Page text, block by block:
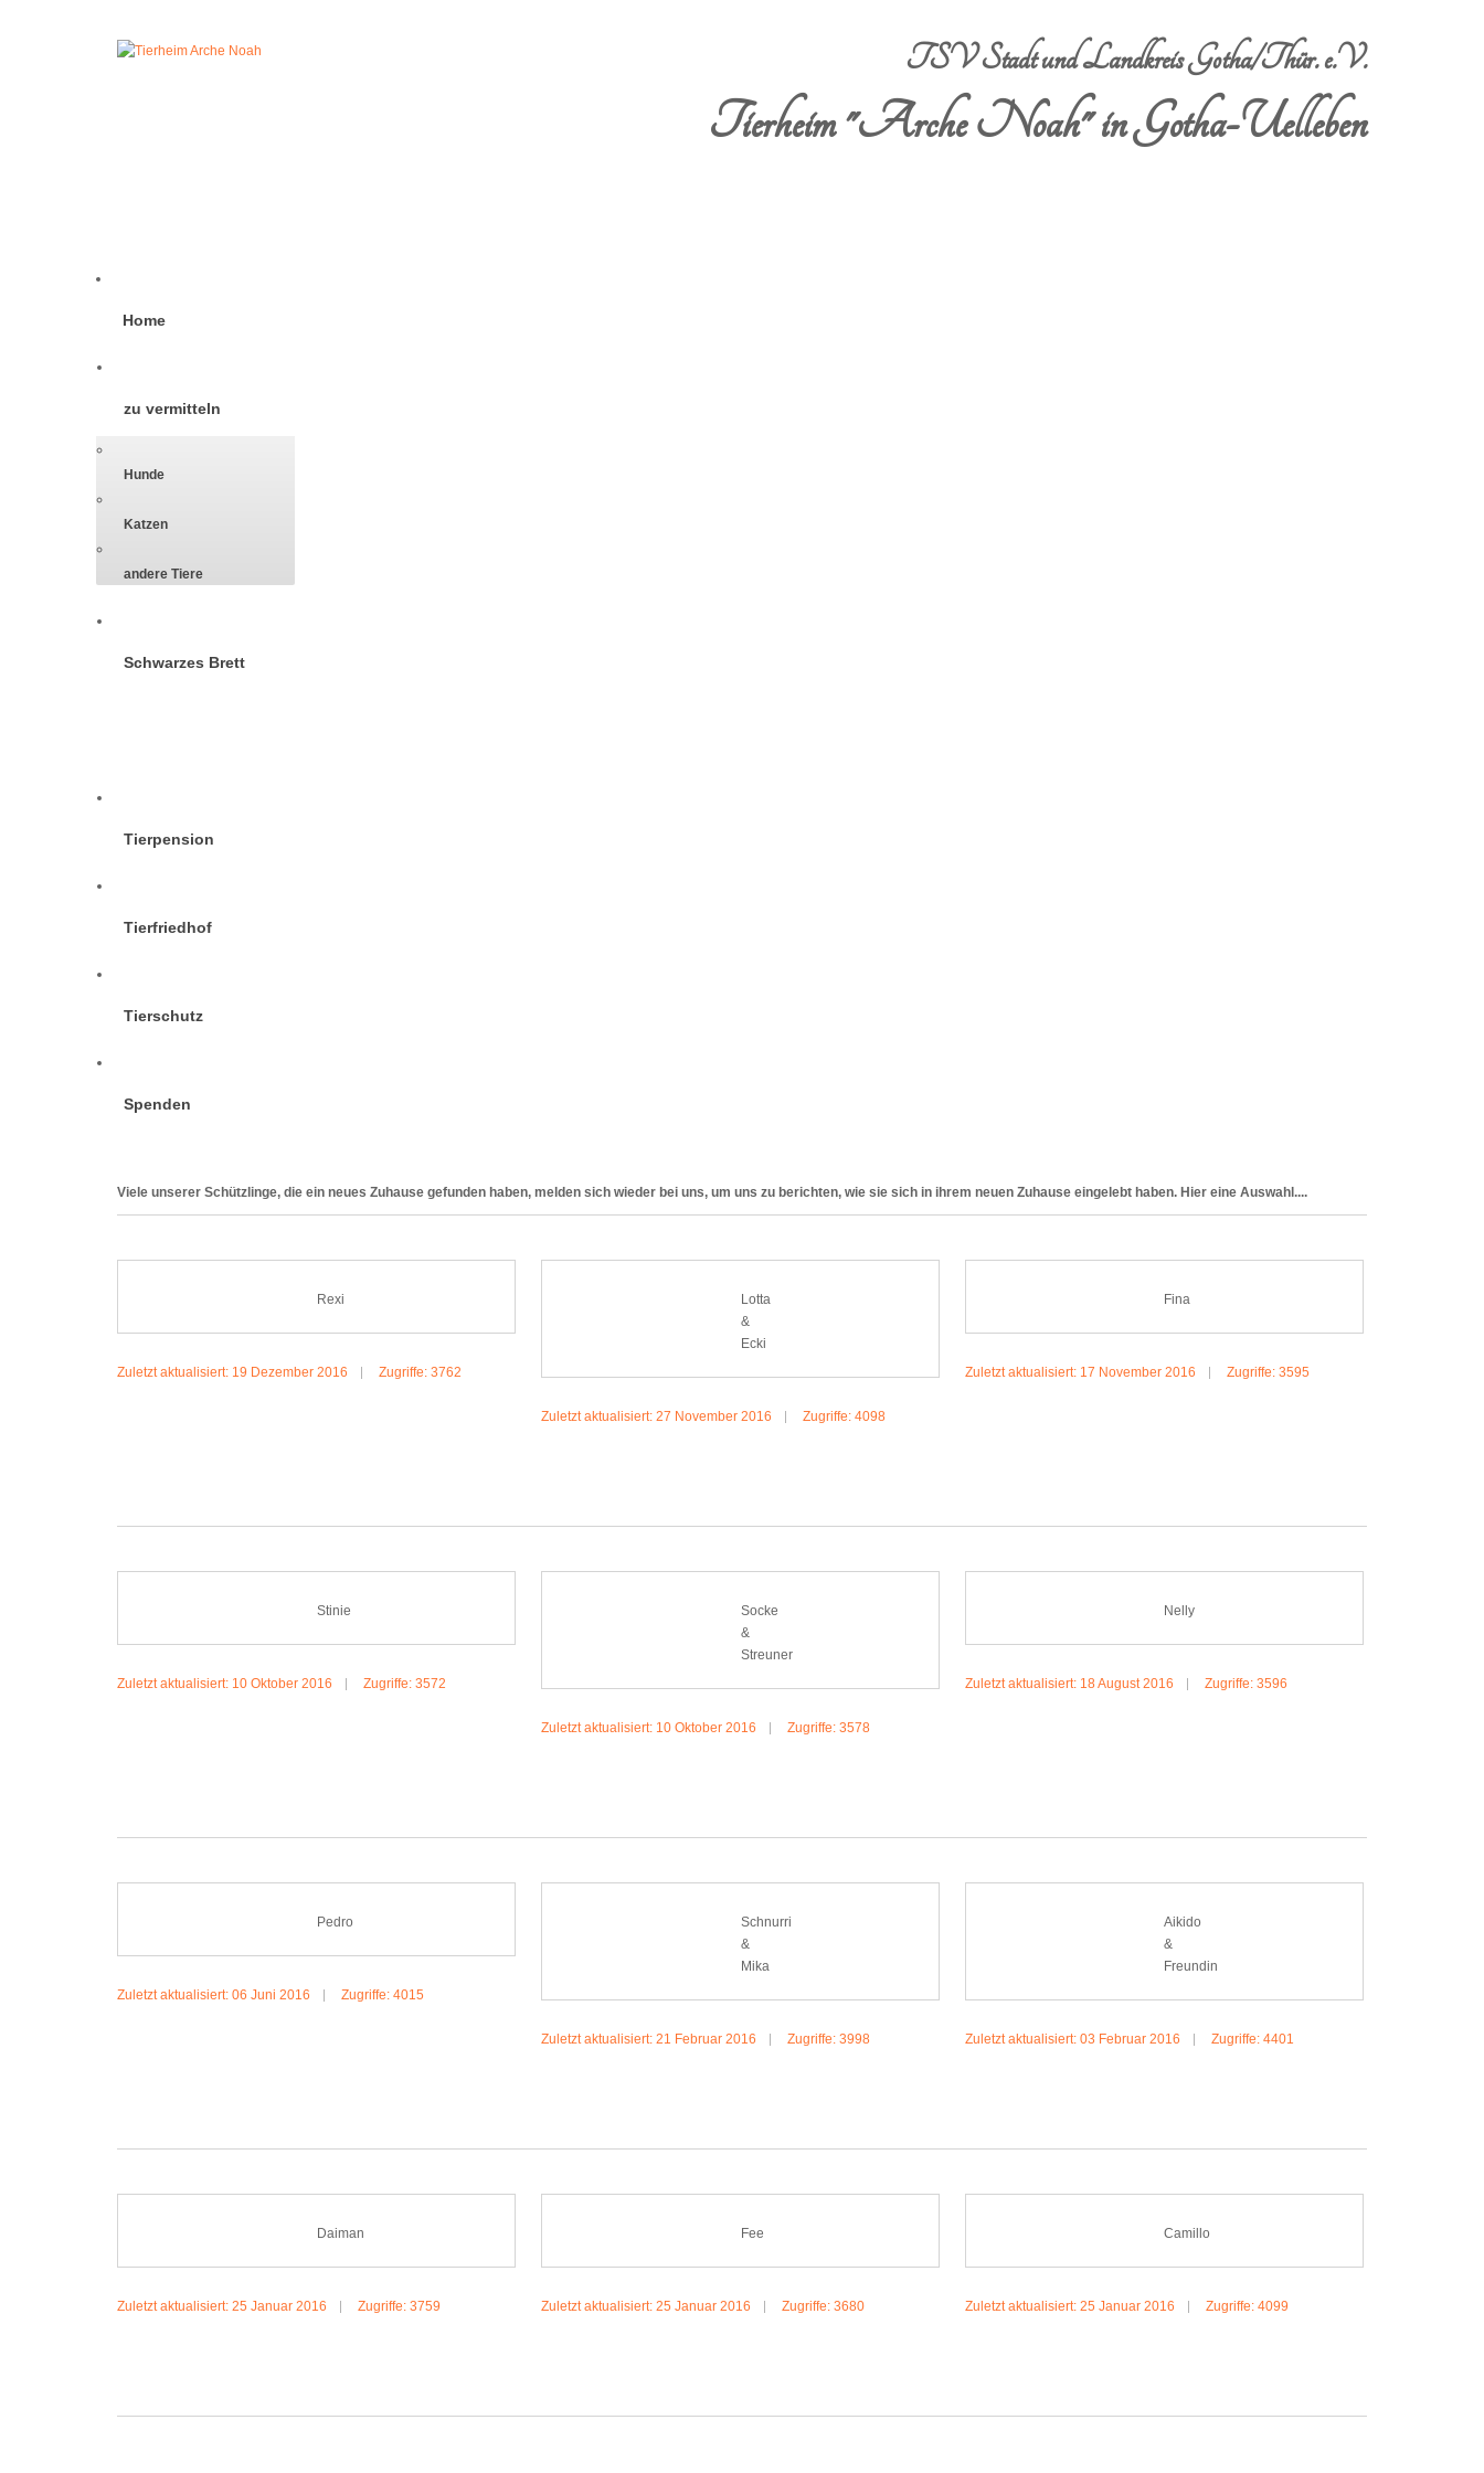
TSV Stadt und Landkreis Gotha/Thür. e.V.
Tierheim "Arche Noah" in Gotha-Uelleben
Home
zu vermitteln
Hunde
Katzen
andere Tiere
Schwarzes Brett
Tierpension
Tierfriedhof
Tierschutz
Spenden
Viele unserer Schützlinge, die ein neues Zuhause gefunden haben, melden sich wieder bei uns, um uns zu berichten, wie sie sich in ihrem neuen Zuhause eingelebt haben. Hier eine Auswahl....
Rexi
Zuletzt aktualisiert: 19 Dezember 2016 Zugriffe: 3762
Lotta
&
Ecki
Zuletzt aktualisiert: 27 November 2016 Zugriffe: 4098
Fina
Zuletzt aktualisiert: 17 November 2016 Zugriffe: 3595
Stinie
Zuletzt aktualisiert: 10 Oktober 2016 Zugriffe: 3572
Socke
&
Streuner
Zuletzt aktualisiert: 10 Oktober 2016 Zugriffe: 3578
Nelly
Zuletzt aktualisiert: 18 August 2016 Zugriffe: 3596
Pedro
Zuletzt aktualisiert: 06 Juni 2016 Zugriffe: 4015
Schnurri
&
Mika
Zuletzt aktualisiert: 21 Februar 2016 Zugriffe: 3998
Aikido
&
Freundin
Zuletzt aktualisiert: 03 Februar 2016 Zugriffe: 4401
Daiman
Zuletzt aktualisiert: 25 Januar 2016 Zugriffe: 3759
Fee
Zuletzt aktualisiert: 25 Januar 2016 Zugriffe: 3680
Camillo
Zuletzt aktualisiert: 25 Januar 2016 Zugriffe: 4099